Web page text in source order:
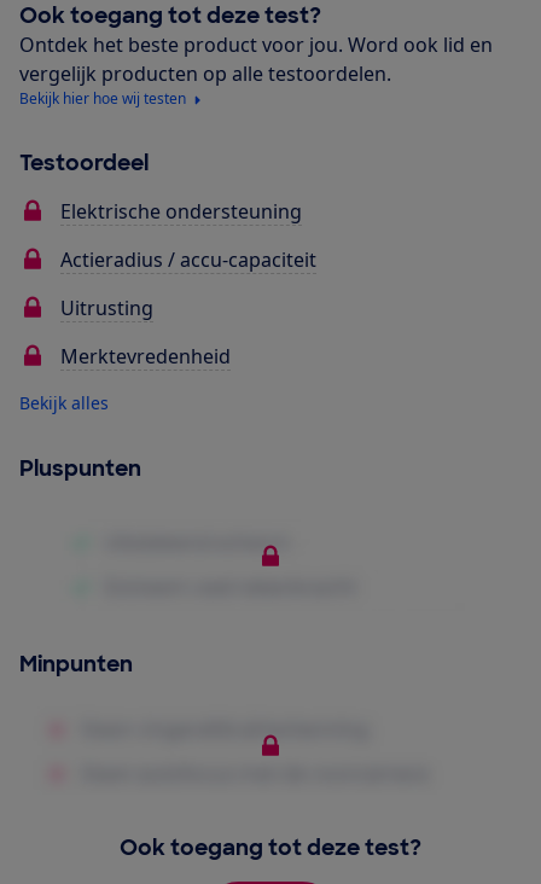
Ook toegang tot deze test?
Ontdek het beste product voor jou. Word ook lid en
vergelijk producten op alle testoordelen.
Bekijk hier hoe wij testen
Testoordeel
Elektrische ondersteuning
Actieradius / accu-capaciteit
Uitrusting
Merktevredenheid
Bekijk alles
Pluspunten
Minpunten
Ook toegang tot deze test?